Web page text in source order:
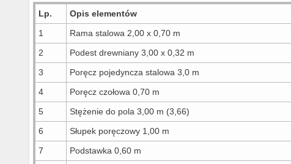
Lp. Opis elementów
1
Rama stalowa 2,00 x 0,70 m
2
Podest drewniany 3,00 x 0,32 m
3
Poręcz pojedyncza stalowa 3,0 m
4
Poręcz czołowa 0,70 m
5
Stężenie do pola 3,00 m (3,66)
6
Słupek poręczowy 1,00 m
7
Podstawka 0,60 m